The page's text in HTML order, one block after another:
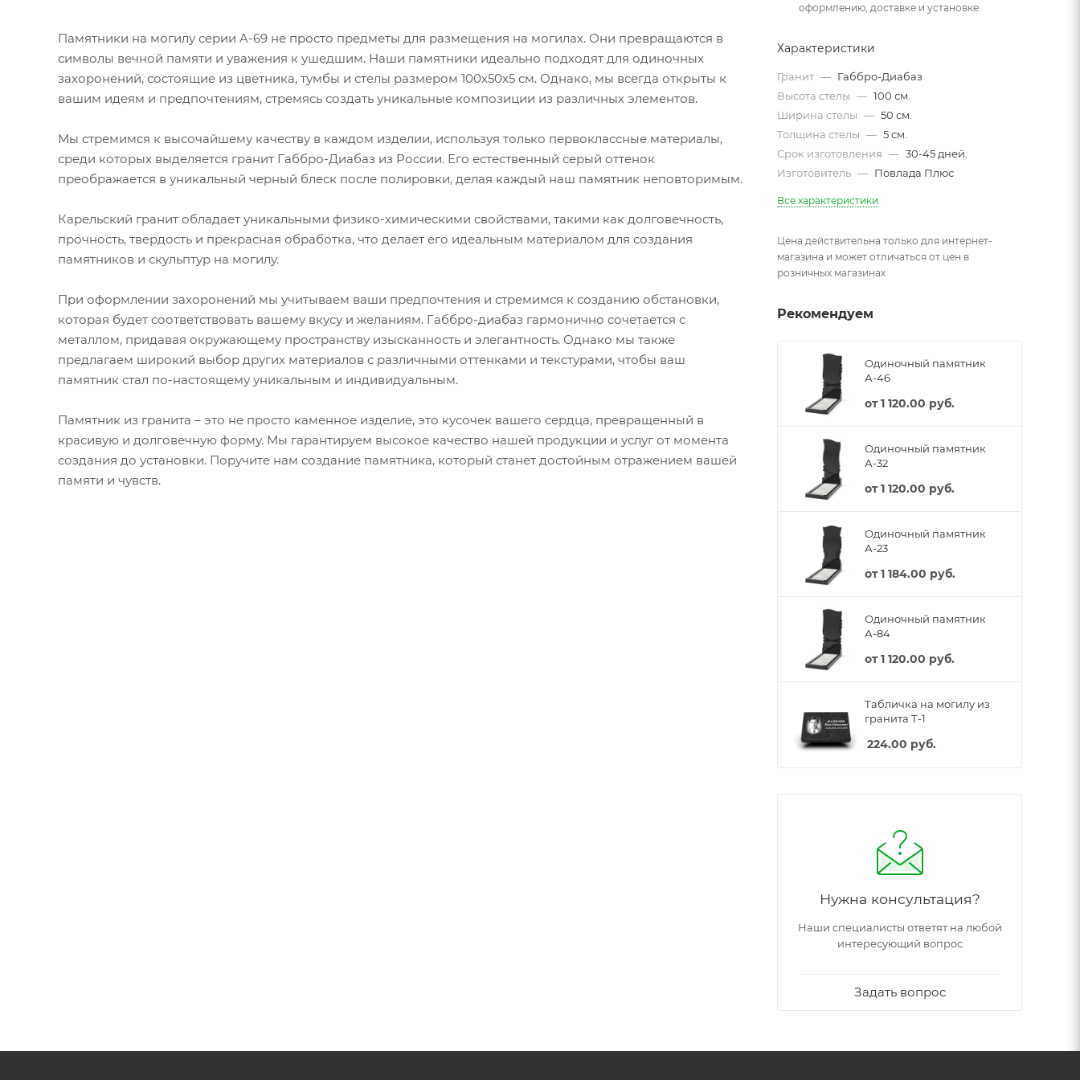
Памятники на могилу серии A-69 не просто предметы для размещения на могилах. Они превращаются в
символы вечной памяти и уважения к ушедшим. Наши памятники идеально подходят для одиночных
захоронений, состоящие из цветника, тумбы и стелы размером 100х50х5 см. Однако, мы всегда открыты к
вашим идеям и предпочтениям, стремясь создать уникальные композиции из различных элементов.
Мы стремимся к высочайшему качеству в каждом изделии, используя только первоклассные материалы,
среди которых выделяется гранит Габбро-Диабаз из России. Его естественный серый оттенок
преображается в уникальный черный блеск после полировки, делая каждый наш памятник неповторимым.
Карельский гранит обладает уникальными физико-химическими свойствами, такими как долговечность,
прочность, твердость и прекрасная обработка, что делает его идеальным материалом для создания
памятников и скульптур на могилу.
При оформлении захоронений мы учитываем ваши предпочтения и стремимся к созданию обстановки,
которая будет соответствовать вашему вкусу и желаниям. Габбро-диабаз гармонично сочетается с
металлом, придавая окружающему пространству изысканность и элегантность. Однако мы также
предлагаем широкий выбор других материалов с различными оттенками и текстурами, чтобы ваш
памятник стал по-настоящему уникальным и индивидуальным.
Памятник из гранита – это не просто каменное изделие, это кусочек вашего сердца, превращенный в
красивую и долговечную форму. Мы гарантируем высокое качество нашей продукции и услуг от момента
создания до установки. Поручите нам создание памятника, который станет достойным отражением вашей
памяти и чувств.
оформлению, доставке и установке
Характеристики
Гранит — Габбро-Диабаз
Высота стелы — 100 см.
Ширина стелы — 50 см.
Толщина стелы — 5 см.
Срок изготовления — 30-45 дней.
Изготовитель — Повлада Плюс
Все характеристики
Цена действительна только для интернет-
магазина и может отличаться от цен в
розничных магазинах
Рекомендуем
Одиночный памятник
А-46
от1 120.00 руб.
Одиночный памятник
А-32
от1 120.00 руб.
Одиночный памятник
А-23
от1 184.00 руб.
Одиночный памятник
А-84
от1 120.00 руб.
Табличка на могилу из
гранита Т-1
224.00 руб.
Нужна консультация?
Наши специалисты ответят на любой
интересующий вопрос
Задать вопрос